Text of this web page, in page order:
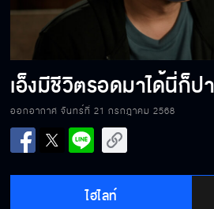
Video
เอ็งมีชีวิตรอดมาได้นี่ก็ป
ออกอากาศ จันทร์ที่ 21 กรกฎาคม 2568
ไฮไลท์
นี่เหรอนักกีฬา เอา
ผมคิดว่า ผมต้อง